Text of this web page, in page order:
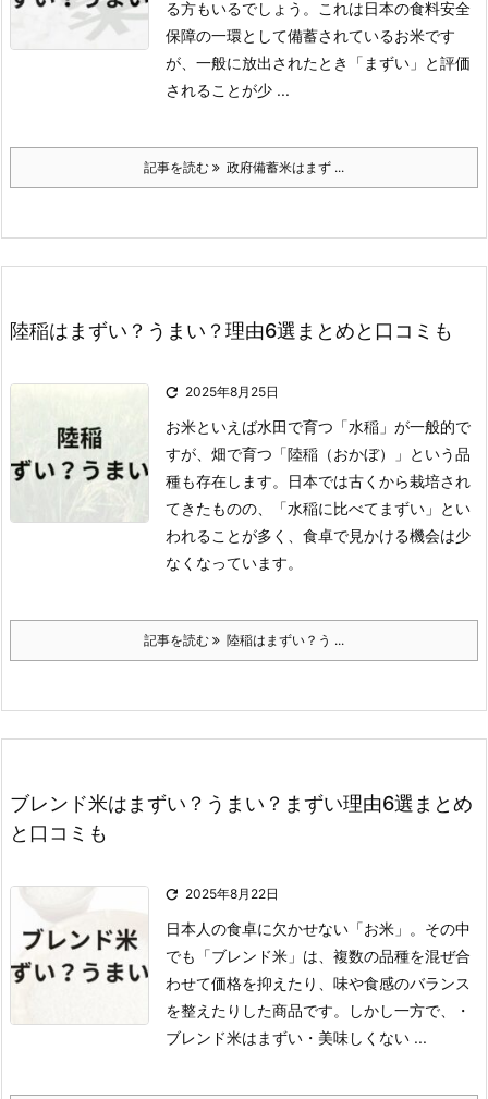
る方もいるでしょう。
これは日本の食料安全
保障の一環として備蓄されているお米です
が、一般に放出されたとき「まずい」と評価
されることが少 ...
記事を読む 政府備蓄米はまず ...
陸稲はまずい？うまい？理由6選まとめと口コミも
 2025年8月25日
お米といえば水田で育つ「水稲」が一般的で
すが、畑で育つ「陸稲（おかぼ）」という品
種も存在します。
日本では古くから栽培され
てきたものの、「水稲に比べてまずい」とい
われることが多く、食卓で見かける機会は少
なくなっています。
記事を読む 陸稲はまずい？う ...
ブレンド米はまずい？うまい？まずい理由6選まとめ
と口コミも
 2025年8月22日
日本人の食卓に欠かせない「お米」。 その中
でも「ブレンド米」は、複数の品種を混ぜ合
わせて価格を抑えたり、味や食感のバランス
を整えたりした商品です。
しかし一方で、
・
ブレンド米はまずい ・美味しくない ...